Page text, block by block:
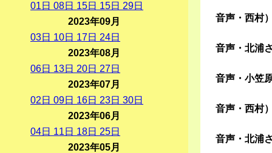
音声・西村
音声・北浦
音声・小笠
音声・西村
音声・北浦
01 日 08日 15日 15日 29日
2023年09月
03日 10日 17日 24日
2023年08月
06日 13日 20日 27日
2023年07月
02 日 09日 16日 23日 30日
2023年06月
04日 11 日 18日 25日
2023年05月